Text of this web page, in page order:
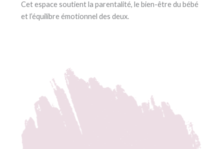
Cet espace soutient la parentalité, le bien-être du bébé
et l’équilibre émotionnel des deux.